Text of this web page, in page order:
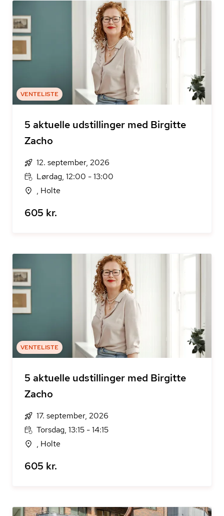
VENTELISTE
5 aktuelle udstillinger med Birgitte
Zacho
12. september, 2026
Lørdag, 12:00 - 13:00
, Holte
605 kr.
VENTELISTE
5 aktuelle udstillinger med Birgitte
Zacho
17. september, 2026
Torsdag, 13:15 - 14:15
, Holte
605 kr.